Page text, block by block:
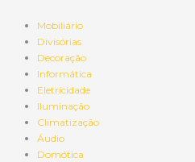
Mobiliário
Divisórias
Decoração
Informática
Eletricidade
Iluminação
Climatização
Áudio
Domótica